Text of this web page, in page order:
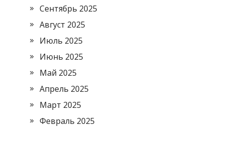
Сентябрь 2025
Август 2025
Июль 2025
Июнь 2025
Май 2025
Апрель 2025
Март 2025
Февраль 2025